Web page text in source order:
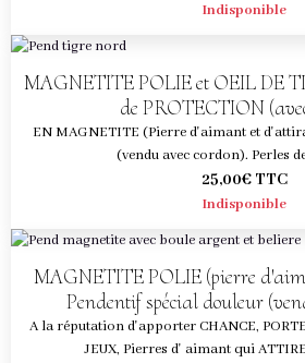
Indisponible
MAGNETITE POLIE et OEIL DE
de PROTECTION
EN MAGNETITE (Pierre d'aimant et
(vendu avec cordon). Perles
25,00€ TTC
Indisponible
MAGNETITE POLIE (pierre
Pendentif spécial douleur
A la réputation d'apporter CHANCE,
JEUX, Pierres d' aimant qui